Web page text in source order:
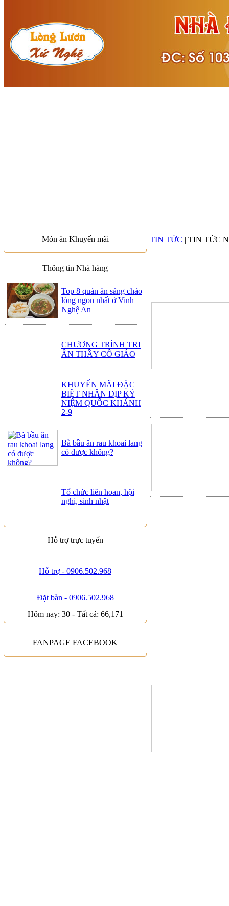
Món ăn Khuyến mãi
Thông tin Nhà hàng
Top 8 quán ăn sáng cháo
lòng ngon nhất ở Vinh
Nghệ An
CHƯƠNG TRÌNH TRI
ÂN THẦY CÔ GIÁO
KHUYẾN MÃI ĐẶC
BIỆT NHÂN DỊP KỶ
NIỆM QUỐC KHÁNH
2-9
Bà bầu ăn rau khoai lang
có được không?
Tổ chức liên hoan, hội
nghị, sinh nhật
Hỗ trợ trực tuyến
Hỗ trợ - 0906.502.968
Đặt bàn - 0906.502.968
Hôm nay: 30- Tất cả: 66,171
FANPAGE FACEBOOK
TIN TỨC | TIN TỨC